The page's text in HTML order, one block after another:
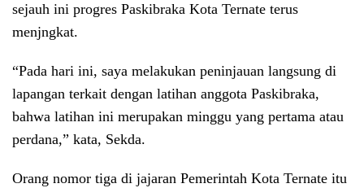
sejauh ini progres Paskibraka Kota Ternate terus
menjngkat.
“Pada hari ini, saya melakukan peninjauan langsung di
lapangan terkait dengan latihan anggota Paskibraka,
bahwa latihan ini merupakan minggu yang pertama atau
perdana,” kata, Sekda.
Orang nomor tiga di jajaran Pemerintah Kota Ternate itu